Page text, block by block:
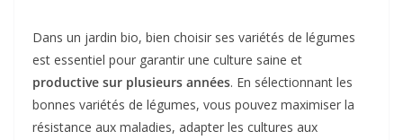
Dans un jardin bio, bien choisir ses variétés de légumes
est essentiel pour garantir une culture saine et
productive sur plusieurs années. En sélectionnant les
bonnes variétés de légumes, vous pouvez maximiser la
résistance aux maladies, adapter les cultures aux